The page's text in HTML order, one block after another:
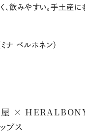
く、飲みやすい。手土産に
ペルホネン）
屋 ×
プス